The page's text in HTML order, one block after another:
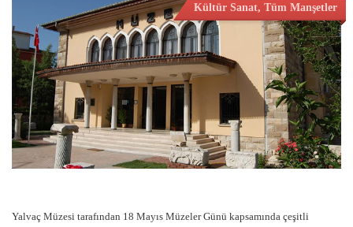
Kültür Sanat, Tüm Manşetler
Yalvaç Müzesi tarafından 18 Mayıs Müzeler Günü kapsamında çeşitli